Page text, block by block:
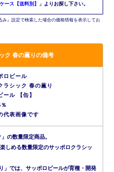
ース【送料別】
」よりお探し下さい。
』設定で検索した場合の価格情報を表示してお
ク 春の薫りの備考
ロビール
ラシック 春の薫り
ール 【缶】
代表画像です
の数量限定商品。
しめる数量限定のサッポロクラシッ
」では、サッポロビールが育種・開発